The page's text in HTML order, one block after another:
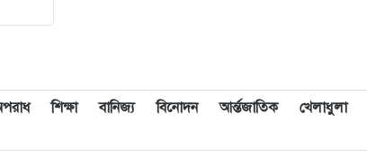
শিক্ষা বানিজ্য বিনোদন আর্ন্তজাতিক খেলাধুলা